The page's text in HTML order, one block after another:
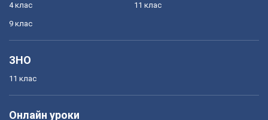
4 клас
9 клас
11 клас
ЗНО
11 клас
Онлайн уроки